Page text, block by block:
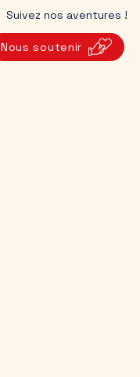
Nous soutenir
Suivez nos aventures !